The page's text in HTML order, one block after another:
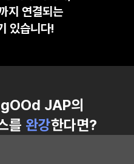
지 연결되는
있습니다!
JAP의
를 완강한다면?